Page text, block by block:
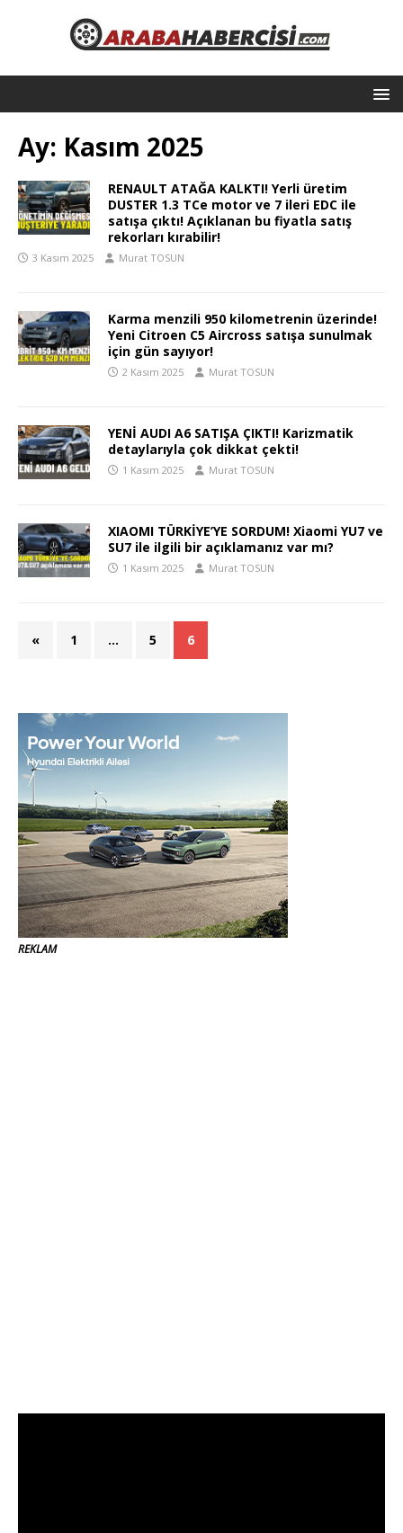
Ay: Kasım 2025
RENAULT ATAĞA KALKTI! Yerli üretim
DUSTER 1.3 TCe motor ve 7 ileri EDC ile
satışa çıktı! Açıklanan bu fiyatla satış
rekorları kırabilir!
3 Kasım 2025 Murat TOSUN
Karma menzili 950 kilometrenin üzerinde!
Yeni Citroen C5 Aircross satışa sunulmak
için gün sayıyor!
2 Kasım 2025 Murat TOSUN
YENİ AUDI A6 SATIŞA ÇIKTI! Karizmatik
detaylarıyla çok dikkat çekti!
1 Kasım 2025 Murat TOSUN
XIAOMI TÜRKİYE’YE SORDUM! Xiaomi YU7 ve
SU7 ile ilgili bir açıklamanız var mı?
1 Kasım 2025 Murat TOSUN
« 1 … 5 6
REKLAM